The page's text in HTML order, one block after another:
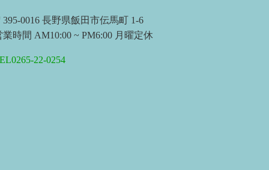
395-0016 長野県飯田市伝馬町 1-6
業時間 AM10:00 ~ PM6:00 月曜定休
22-0254